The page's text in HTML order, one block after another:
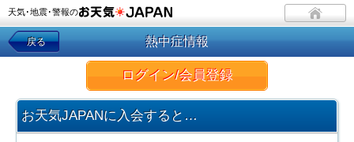
天気･地震･警報の
戻る 熱中症情報
ログイン/会員登録
お天気JAPANに入会すると…